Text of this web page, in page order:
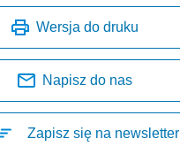
Wersja do druku
Napisz do nas
Zapisz się na newsletter